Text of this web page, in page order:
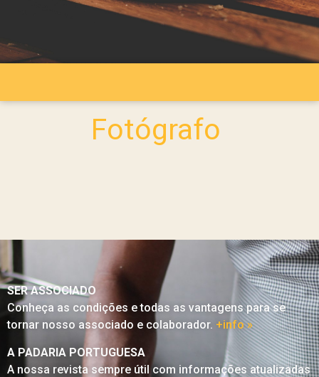
Fotógrafo
SER ASSOCIADO
Conheça as condições e todas as vantagens para se
tornar nosso associado e colaborador. +info »
A PADARIA PORTUGUESA
A nossa revista sempre útil com informações atualizadas